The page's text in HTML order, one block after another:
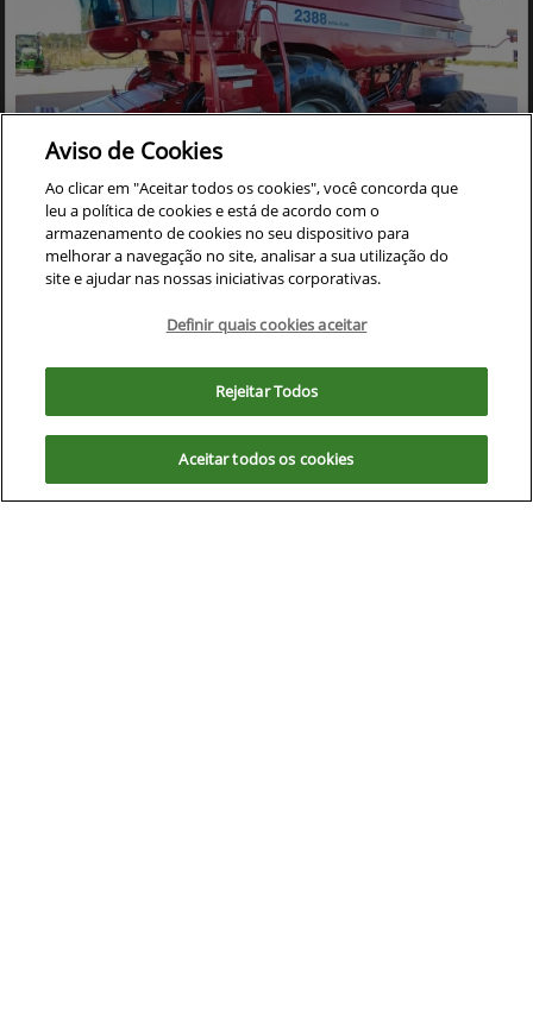
Co
mp
arti
lhe
CASE
COLHEITADEIRA CASE 2388 ANO 2005 ACOMPANHA
PLATAFORMA DE CORTE 30 PES CARACOL
Cristalina - Goiás
Ver Mais 17 lojas
R$ 390.000,00
0 km 2005/2005
Mais informações
. Ao seguir com a navegação e visita você
concorda com nossas políticas.
Aviso de Cookies
Ao clicar em "Aceitar todos os cookies", você concorda que
leu a política de cookies e está de acordo com o
armazenamento de cookies no seu dispositivo para
melhorar a navegação no site, analisar a sua utilização do
site e ajudar nas nossas iniciativas corporativas.
Definir quais cookies aceitar
Rejeitar Todos
Aceitar todos os cookies